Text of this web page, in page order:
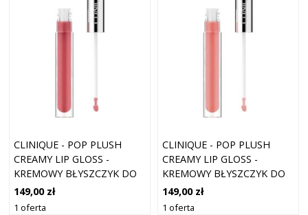
CLINIQUE - POP PLUSH
CREAMY LIP GLOSS -
KREMOWY BŁYSZCZYK DO
UST - CLINIQUE POP LIP
GLOSS HAZY - DLA KOBIET
149,00 zł
1 oferta
CLINIQUE - POP PLUSH
CREAMY LIP GLOSS -
KREMOWY BŁYSZCZYK DO
UST - CLINIQUE POP LIP
GLOSS PINK GIMLET - DLA
149,00 zł
1 oferta